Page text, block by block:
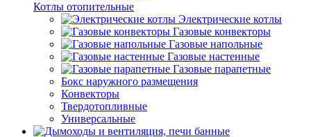
Котлы отопительные
Электрические котлы
Газовые конвекторы
Газовые напольные
Газовые настенные
Газовые парапетные
Бокс наружного размещения
Конвекторы
Твердотопливные
Универсальные